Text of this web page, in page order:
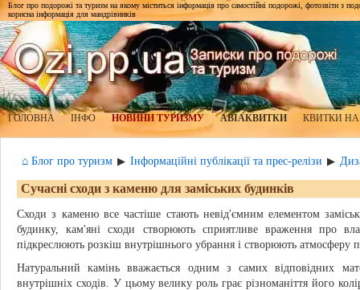
Блог про подорожі та туризм на якому міститься інформація про самостійні подорожі, фотозвіти з
корисна інформація для мандрівників
ГОЛОВНА ІНФО НОВИНИ ТУРИЗМУ АВІАКВИТКИ КВИТКИ
⌂ Блог про туризм ▶ Інформаційні публікації та прес-релізи ▶
Сучасні сходи з каменю для заміських будинків
Сходи з каменю все частіше стають невід'ємним елементом
будинку, кам'яні сходи створюють сприятливе враження про
підкреслюють розкіш внутрішнього убрання і створюють атмосферу
Натуральний камінь вважається одним з самих відповідних
внутрішніх сходів. У цьому велику роль грає різноманіття його